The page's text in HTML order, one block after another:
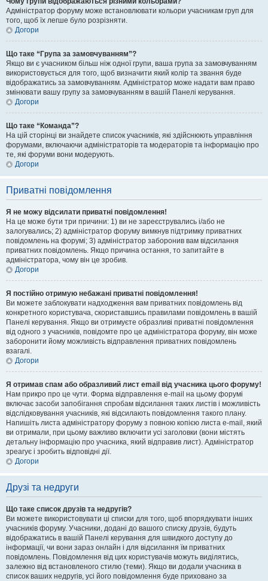
Адміністратор форуму може встановлювати кольори учасникам груп для
того, щоб їх легше було розрізняти.
Догори
Що таке “Група за замовчуванням”?
Якщо ви є учасником більш ніж одної групи, ваша група за замовчуванням
використовується для того, щоб визначити який колір та звання буде
відображатись за замовчуванням. Адміністратор може надати вам право
змінювати вашу групу за замовчуванням в вашій Панелі керування.
Догори
Що таке “Команда”?
На цій сторінці ви знайдете список учасників, які здійснюють управління
форумами, включаючи адміністраторів та модераторів та інформацію про
те, які форуми вони модерують.
Догори
Приватні повідомлення
Я не можу відсилати приватні повідомлення!
На це може бути три причини: 1) ви не зареєструвались і/або не
залогувались; 2) адміністратор форуму вимкнув підтримку приватних
повідомлень на форумі; 3) адміністратор заборонив вам відсилання
приватних повідомлень. Якщо причина остання, то запитайте в
адміністратора, чому він це зробив.
Догори
Я постійно отримую небажані приватні повідомлення!
Ви можете заблокувати надходження вам приватних повідомлень від
конкретного користувача, скориставшись правилами повідомлень в вашій
Панелі керування. Якщо ви отримуєте образливі приватні повідомлення
від одного з учасників, повідомте про це адміністратора форуму, він може
заборонити йому можливість відправлення приватних повідомлень
взагалі.
Догори
Я отримав спам або образливий лист email від учасника цього форуму!
Нам прикро про це чути. Форма відправлення e-mail на цьому форумі
включає засоби запобігання спробам відсилання таких листів і можливість
відслідковування учасників, які відсилають повідомлення такого плану.
Напишіть листа адміністратору форуму з повною копією листа e-mail, який
ви отримали, при цьому важливо включити усі заголовки (вони містять
детальну інформацію про учасника, який відправив лист). Адміністратор
зреагує і зробить відповідні дії.
Догори
Друзі та недруги
Що таке список друзів та недругів?
Ви можете використовувати ці списки для того, щоб впорядкувати інших
учасників форуму. Учасники, додані до вашого списку друзів, будуть
відображатись в вашій Панелі керування для швидкого доступу до
інформації, чи вони зараз онлайн і для відсилання їм приватних
повідомлень. Повідомлення від цих користувачів можуть виділятись,
залежно від встановленого стилю (теми). Якщо ви додали учасника в
список ваших недругів, усі його повідомлення буде приховано за